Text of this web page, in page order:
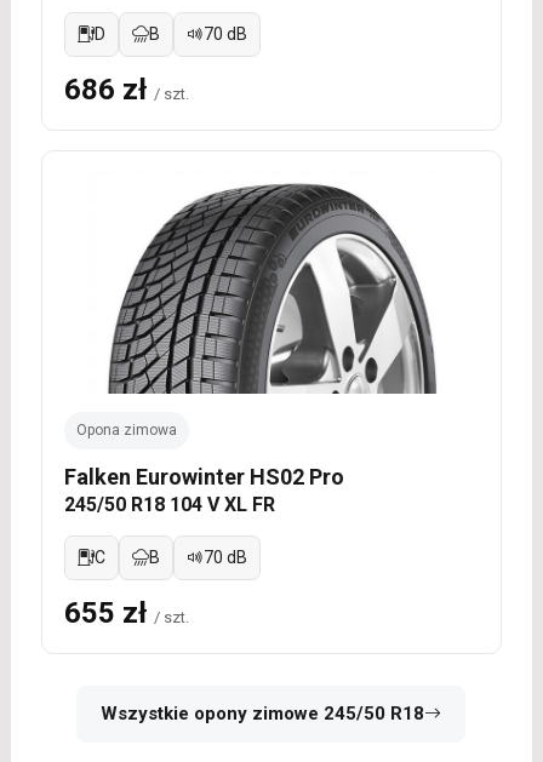
D B 70 dB
686 zł / szt.
Opona zimowa
Falken Eurowinter HS02 Pro
245/50 R18 104 V XL FR
C B 70 dB
655 zł / szt.
Wszystkie opony zimowe 245/50 R18